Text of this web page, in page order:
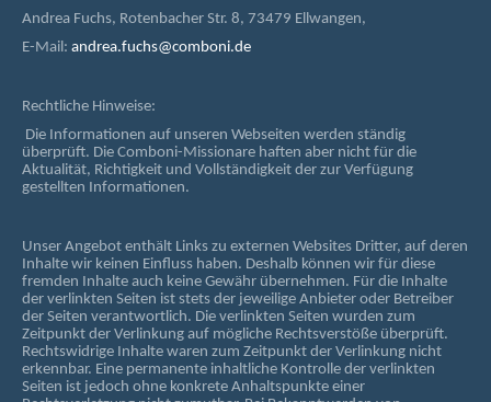
Andrea Fuchs, Rotenbacher Str. 8, 73479 Ellwangen,
E-Mail: andrea.fuchs@comboni.de
Rechtliche Hinweise:
Die Informationen auf unseren Webseiten werden ständig
überprüft. Die Comboni-Missionare haften aber nicht für die
Aktualität, Richtigkeit und Vollständigkeit der zur Verfügung
gestellten Informationen.
Unser Angebot enthält Links zu externen Websites Dritter, auf deren
Inhalte wir keinen Einfluss haben. Deshalb können wir für diese
fremden Inhalte auch keine Gewähr übernehmen. Für die Inhalte
der verlinkten Seiten ist stets der jeweilige Anbieter oder Betreiber
der Seiten verantwortlich. Die verlinkten Seiten wurden zum
Zeitpunkt der Verlinkung auf mögliche Rechtsverstöße überprüft.
Rechtswidrige Inhalte waren zum Zeitpunkt der Verlinkung nicht
erkennbar. Eine permanente inhaltliche Kontrolle der verlinkten
Seiten ist jedoch ohne konkrete Anhaltspunkte einer